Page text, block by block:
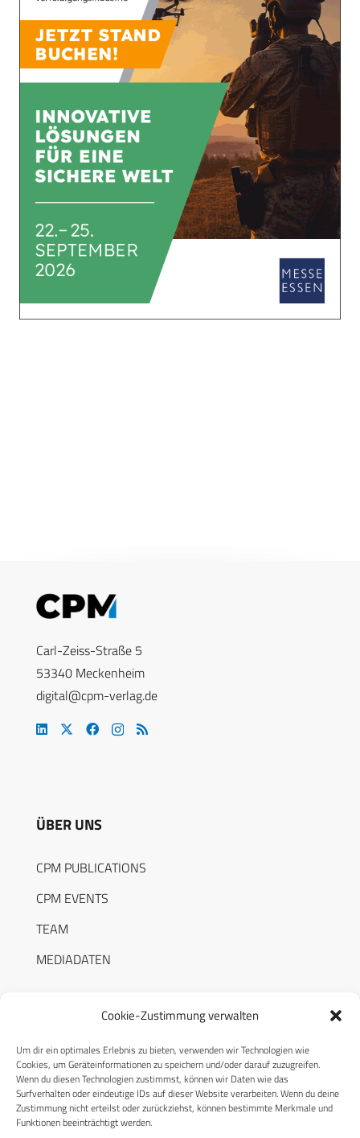
Cookie-Zustimmung verwalten
Um dir ein optimales Erlebnis zu bieten, verwenden wir Technologien wie
Cookies, um Geräteinformationen zu speichern und/oder darauf zuzugreifen.
Wenn du diesen Technologien zustimmst, können wir Daten wie das
Surfverhalten oder eindeutige IDs auf dieser Website verarbeiten. Wenn du deine
Zustimmung nicht erteilst oder zurückziehst, können bestimmte Merkmale und
Funktionen beeinträchtigt werden.
Carl-Zeiss-Straße 5
53340 Meckenheim
digital@cpm-verlag.de
ÜBER UNS
CPM PUBLICATIONS
CPM EVENTS
TEAM
MEDIADATEN
RECHTLICHES
Datenschutzerklärung
Cookie-Richtlinie (EU)